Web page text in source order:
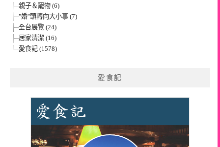
親子＆寵物 (6)
"婚"頭轉向大小事 (7)
全台展覽 (24)
居家清潔 (16)
愛食記 (1578)
愛食記